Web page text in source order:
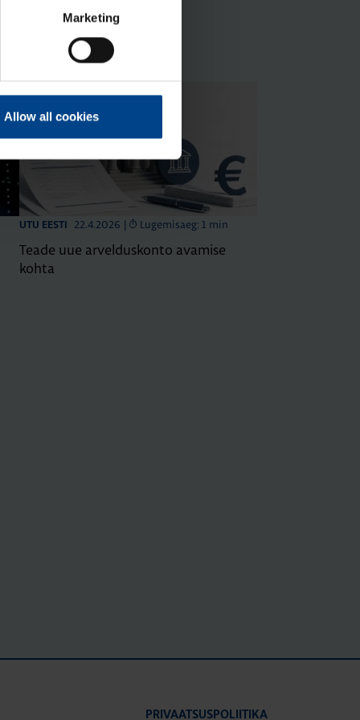
Marketing
Allow all cookies
UTU EESTI 22.4.2026 | Lugemisaeg: 1 min
Teade uue arvelduskonto avamise
kohta
PRIVAATSUSPOLIITIKA